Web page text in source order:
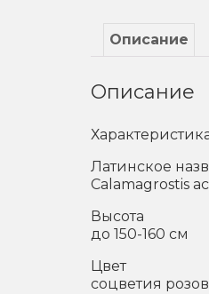
Описание
Описание
Латинское
Calamagrostis
Высота
до 150-160 см
Цвет
соцветия